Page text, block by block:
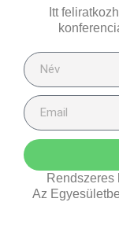
Itt
Rendszeres
Az